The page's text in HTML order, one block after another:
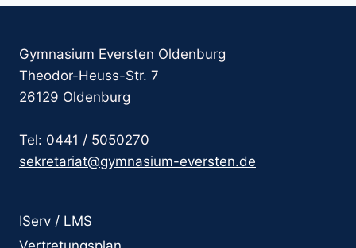
Gymnasium Eversten Oldenburg
Theodor-Heuss-Str. 7
26129 Oldenburg
Tel: 0441 / 5050270
sekretariat@gymnasium-eversten.de
IServ / LMS